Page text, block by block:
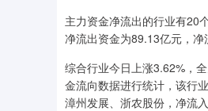
主力资金净流出的行业有20
净流出资金为89.13亿元，净
综合行业今日上涨3.62%，
金流向数据进行统计，该行
漳州发展、浙农股份，净流